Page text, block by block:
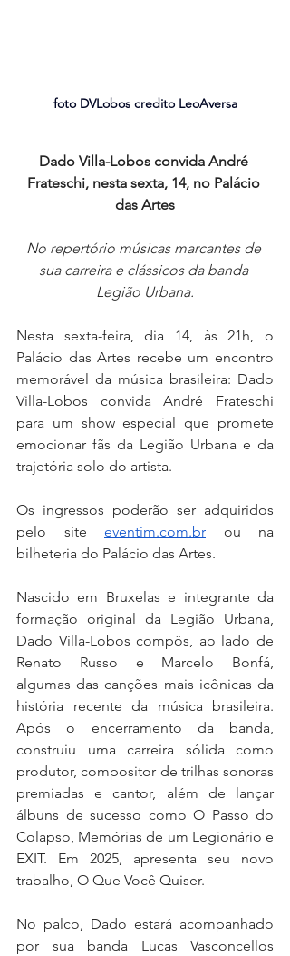
foto DVLobos credito LeoAversa
Dado Villa-Lobos convida André
Frateschi, nesta sexta, 14, no Palácio
das Artes
No repertório músicas marcantes de
sua carreira e clássicos da banda
Legião Urbana.
Nesta sexta-feira, dia 14, às 21h, o
Palácio das Artes recebe um encontro
memorável da música brasileira: Dado
Villa-Lobos convida André Frateschi
para um show especial que promete
emocionar fãs da Legião Urbana e da
trajetória solo do artista.
Os ingressos poderão ser adquiridos
pelo site eventim.com.br ou na
bilheteria do Palácio das Artes.
Nascido em Bruxelas e integrante da
formação original da Legião Urbana,
Dado Villa-Lobos compôs, ao lado de
Renato Russo e Marcelo Bonfá,
algumas das canções mais icônicas da
história recente da música brasileira.
Após o encerramento da banda,
construiu uma carreira sólida como
produtor, compositor de trilhas sonoras
premiadas e cantor, além de lançar
álbuns de sucesso como O Passo do
Colapso, Memórias de um Legionário e
EXIT. Em 2025, apresenta seu novo
trabalho, O Que Você Quiser.
No palco, Dado estará acompanhado
por sua banda Lucas Vasconcellos